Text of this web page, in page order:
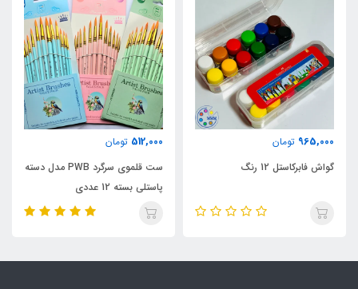
965,000 تومان
گواش فابرکاستل 12 رنگ
512,000 تومان
ست قلموی سرگرد PWB مدل دسته
پاستلی بسته 12 عددی